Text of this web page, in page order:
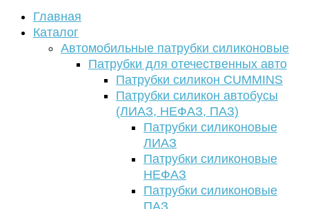
Главная
Каталог
Автомобильные патрубки силиконовые
Патрубки для отечественных авто
Патрубки силикон CUMMINS
Патрубки силикон автобусы
(ЛИАЗ, НЕФАЗ, ПАЗ)
Патрубки силиконовые
ЛИАЗ
Патрубки силиконовые
НЕФАЗ
Патрубки силиконовые
ПАЗ